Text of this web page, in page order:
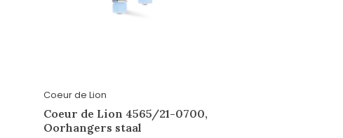
Coeur de Lion
Coeur de Lion 4565/21-0700,
Oorhangers staal